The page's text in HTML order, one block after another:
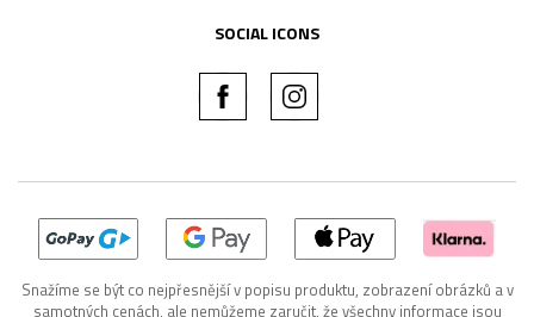
SOCIAL ICONS
Snažíme se být co nejpřesnější v popisu produktu, zobrazení obrázků a v
samotných cenách, ale nemůžeme zaručit, že všechny informace jsou